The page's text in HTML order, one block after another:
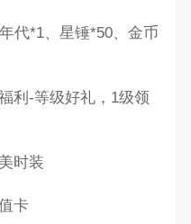
代*1、星锤*50、金币
利-等级好礼，1级领
时装
卡